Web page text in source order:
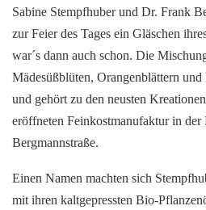
Sabine Stempfhuber und Dr. Frank
zur Feier des Tages ein Gläschen
war´s dann auch schon. Die
Mädesüßblüten, Orangenblättern
und gehört zu den neusten
eröffneten Feinkostmanufaktur in der
Bergmannstraße.
Einen Namen machten sich
mit ihren kaltgepressten Bio-